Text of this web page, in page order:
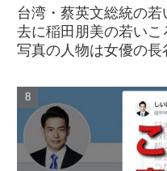
台湾・蔡英文総統の
去に稲田朋美の若いこ
写真の人物は女優の長